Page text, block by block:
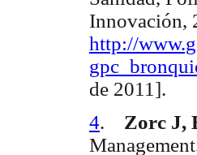
Innovación,
http://
de 2011].
4. Zorc J,